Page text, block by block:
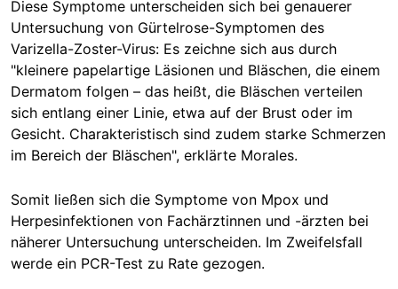
Diese Symptome unterscheiden sich bei genauerer
Untersuchung von Gürtelrose-Symptomen des
Varizella-Zoster-Virus: Es zeichne sich aus durch
"kleinere papelartige Läsionen und Bläschen, die einem
Dermatom folgen – das heißt, die Bläschen verteilen
sich entlang einer Linie, etwa auf der Brust oder im
Gesicht. Charakteristisch sind zudem starke Schmerzen
im Bereich der Bläschen", erklärte Morales.
Somit ließen sich die Symptome von Mpox und
Herpesinfektionen von Fachärztinnen und -ärzten bei
näherer Untersuchung unterscheiden. Im Zweifelsfall
werde ein PCR-Test zu Rate gezogen.